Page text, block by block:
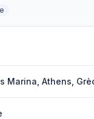
Marina, Athens,